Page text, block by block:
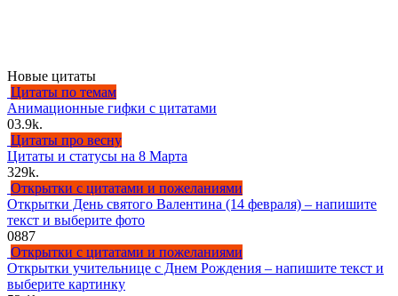
Новые цитаты
Цитаты по темам
Анимационные гифки с цитатами
03.9k.
Цитаты про весну
Цитаты и статусы на 8 Марта
329k.
Открытки с цитатами и пожеланиями
Открытки День святого Валентина (14 февраля) – напишите
текст и выберите фото
0887
Открытки с цитатами и пожеланиями
Открытки учительнице с Днем Рождения – напишите текст и
выберите картинку